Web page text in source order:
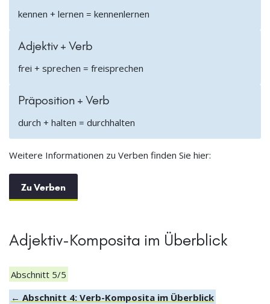
kennen + lernen = kennenlernen
Adjektiv + Verb
frei + sprechen = freisprechen
Präposition + Verb
durch + halten = durchhalten
Weitere Informationen zu Verben finden Sie hier:
Zu Verben
Adjektiv-Komposita im Überblick
Abschnitt 5/5
← Abschnitt 4: Verb-Komposita im Überblick